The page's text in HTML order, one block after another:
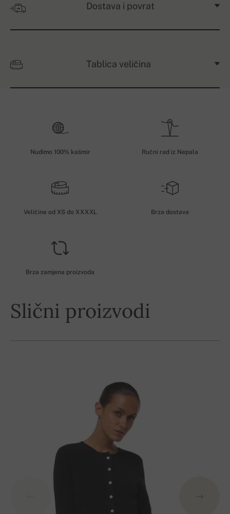
Dostava i povrat
Tablica veličina
Nudimo 100% kašmir Ručni rad iz Nepala
Veličine od XS do XXXXL Brza dostava
Brza zamjena proizvoda
Slični proizvodi